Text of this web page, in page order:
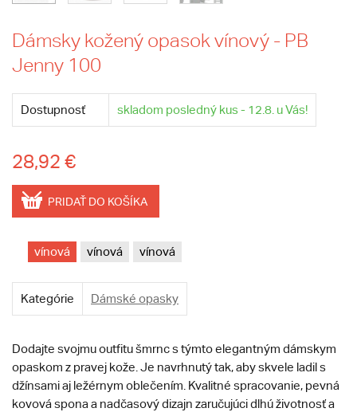
Dámsky kožený opasok vínový - PB
Jenny 100
Dostupnosť skladom posledný kus - 12.8. u Vás!
28,92 €
PRIDAŤ DO KOŠÍKA
vínová vínová vínová
Kategórie Dámské opasky
Dodajte svojmu outfitu šmrnc s týmto elegantným dámskym
opaskom z pravej kože. Je navrhnutý tak, aby skvele ladil s
džínsami aj ležérnym oblečením. Kvalitné spracovanie, pevná
kovová spona a nadčasový dizajn zaručujúci dlhú životnosť a